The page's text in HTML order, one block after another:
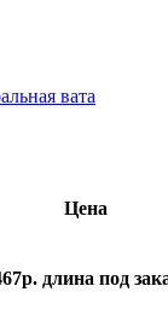
вата
Цена
длина под